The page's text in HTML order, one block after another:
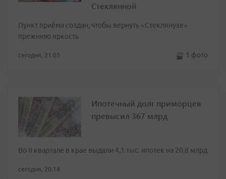
Стеклянной
Пункт приёма создан, чтобы вернуть «Стеклянухе»
прежнюю яркость
сегодня, 21:03 1 фото
Ипотечный долг приморцев
превысил 367 млрд
Во II квартале в крае выдали 4,1 тыс. ипотек на 20,8 млрд
сегодня, 20:14